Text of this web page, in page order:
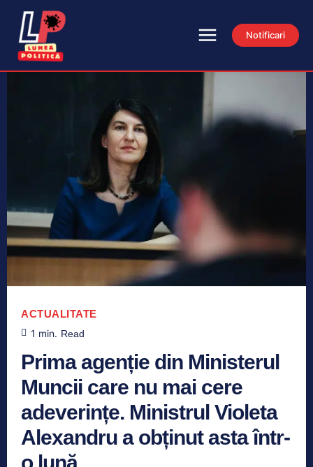
Notificari
ACTUALITATE
1 min. Read
Prima agenție din Ministerul
Muncii care nu mai cere
adeverințe. Ministrul Violeta
Alexandru a obținut asta într-
o lună